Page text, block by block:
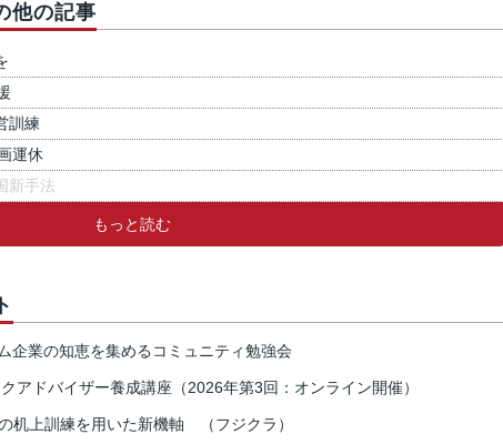
他の記事
訓練
運休
新手法
もっと読む
企業の知恵を集めるコミュニティ勉強会
アドバイザー養成講座（2026年第3回：オンライン開催）
机上訓練を用いた新機軸 （フジクラ）